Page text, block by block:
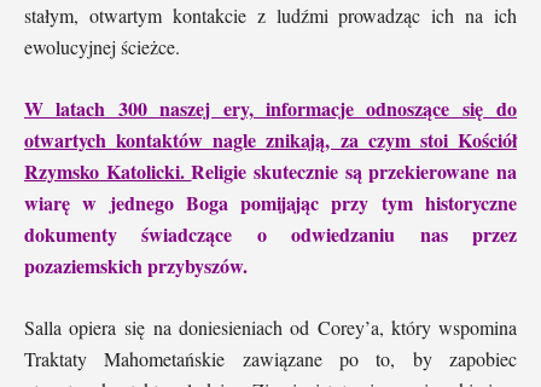
stałym, otwartym kontakcie z ludźmi prowadząc ich na ich
ewolucyjnej ścieżce.
W latach 300 naszej ery, informacje odnoszące się do
otwartych kontaktów nagle znikają, za czym stoi Kościół
Rzymsko Katolicki. Religie skutecznie są przekierowane na
wiarę w jednego Boga pomijając przy tym historyczne
dokumenty świadczące o odwiedzaniu nas przez
pozaziemskich przybyszów.
Salla opiera się na doniesieniach od Corey’a, który wspomina
Traktaty Mahometańskie zawiązane po to, by zapobiec